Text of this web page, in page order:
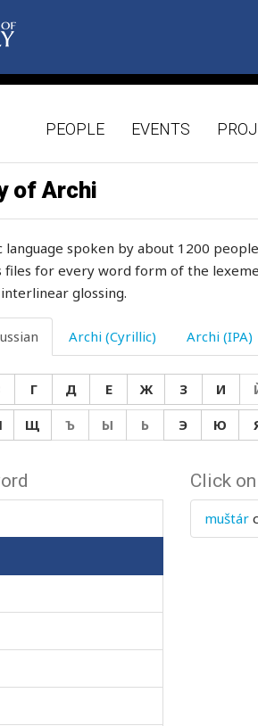
PEOPLE EVENTS
of Archi
language spoken by about 1200
files for every word form of the
glossing.
Archi (Cyrillic) Archi (IPA)
Г Д Е Ж З И
Щ Ъ Ы Ь Э Ю
Click
muštár